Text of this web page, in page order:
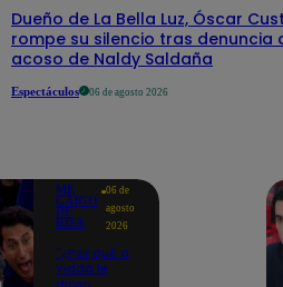
Dueño de La Bella Luz, Óscar
rompe su silencio tras denuncia
acoso de Naldy Saldaña
Espectáculos 06 de agosto 2026
ME
CAIGO
DE
RISA
06 de
agosto
2026
"¿Por qué a
Yiddá le